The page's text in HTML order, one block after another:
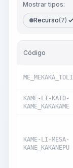
Mostrar tipos:
Recurso(7)
Código
ME_MEKAKA_TOLI
KAME-LI-KATO-
KAME_KAKAKAME
KAME-LI-MESA-
KANE_KAKANEPU